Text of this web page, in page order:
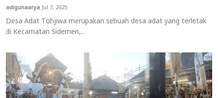
adigunaaryaJul 7, 2025
Desa Adat Tohjiwa merupakan sebuah desa adat yang terletak
di Kecamatan Sidemen,...